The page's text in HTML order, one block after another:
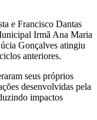
e Francisco Dantas
Irmã Ana Maria
Gonçalves atingiu
anteriores.
seus próprios
desenvolvidas pela
impactos